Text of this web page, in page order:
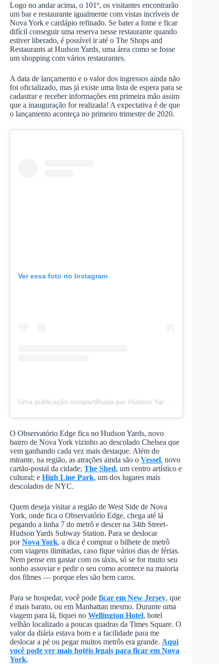
Logo no andar acima, o 101º, os visitantes encontrarão
um bar e restaurante igualmente com vistas incríveis de
Nova York e cardápio refinado. Se bater a fome e ficar
difícil conseguir uma reserva nesse restaurante quando
estiver liberado, é possível ir até o The Shops and
Restaurants at Hudson Yards, uma área como se fosse
um shopping com vários restaurantes.
A data de lançamento e o valor dos ingressos ainda não
foi oficializado, mas já existe uma lista de espera para se
cadastrar e receber informações em primeira mão assim
que a inauguração for realizada! A expectativa é de que
o lançamento aconteça no primeiro trimestre de 2020.
Ver essa foto no Instagram
O Observatório Edge fica no Hudson Yards, novo
bairro de Nova York vizinho ao descolado Chelsea que
vem ganhando cada vez mais destaque. Além do
mirante, na região, as atrações ainda são o Vessel, novo
cartão-postal da cidade; The Shed, um centro artístico e
cultural; e High Line Park, um dos lugares mais
descolados de NYC.
Quem deseja visitar a região de West Side de Nova
York, onde fica o Observatório Edge, chega até lá
pegando a linha 7 do metrô e descer na 34th Street-
Hudson Yards Subway Station. Para se deslocar
porNova York, a dica é comprar o bilhete de metrô
com viagens ilimitadas, caso fique vários dias de férias.
Nem pense em gastar com os táxis, só se for muito seu
sonho assoviar e pedir o seu como acontece na maioria
dos filmes — porque eles são bem caros.
Para se hospedar, você pode ficar em New Jersey, que
é mais barato, ou em Manhattan mesmo. Durante uma
viagem para lá, fiquei no Wellington Hotel, hotel
velhão localizado a poucas quadras da Times Square. O
valor da diária estava bom e a facilidade para me
deslocar a pé ou pegar muitos metrôs era grande. Aqui
você pode ver mais hotéis legais para ficar em Nova
York.